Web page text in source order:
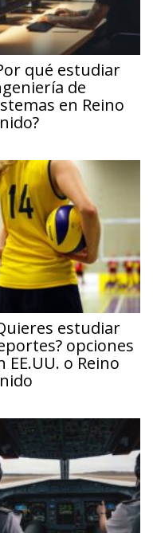
qué estudiar
de
en Reino
estudiar
opciones
EE.UU. o Reino